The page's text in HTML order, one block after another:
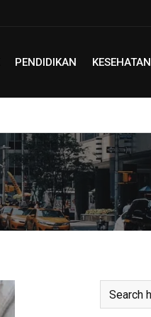
PENDIDIKAN KESEHATAN